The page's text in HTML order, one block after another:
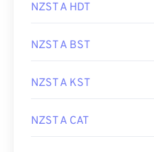
NZST A HDT
NZST A BST
NZST A KST
NZST A CAT